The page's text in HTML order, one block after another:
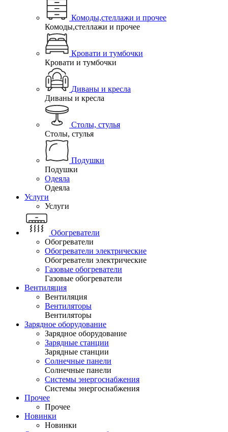
Комоды,стеллажи и прочее
Комоды,стеллажи и прочее
Кровати и тумбочки
Кровати и тумбочки
Диваны и кресла
Диваны и кресла
Столы, стулья
Столы, стулья
Подушки
Подушки
Одеяла
Одеяла
Услуги
Услуги
Обогреватели
Обогреватели
Обогреватели электрические
Обогреватели электрические
Газовые обогреватели
Газовые обогреватели
Вентиляция
Вентиляция
Вентиляторы
Вентиляторы
Зарядное оборудование
Зарядное оборудование
Зарядные станции
Зарядные станции
Солнечные панели
Солнечные панели
Системы энергоснабжения
Системы энергоснабжения
Прочее
Прочее
Новинки
Новинки